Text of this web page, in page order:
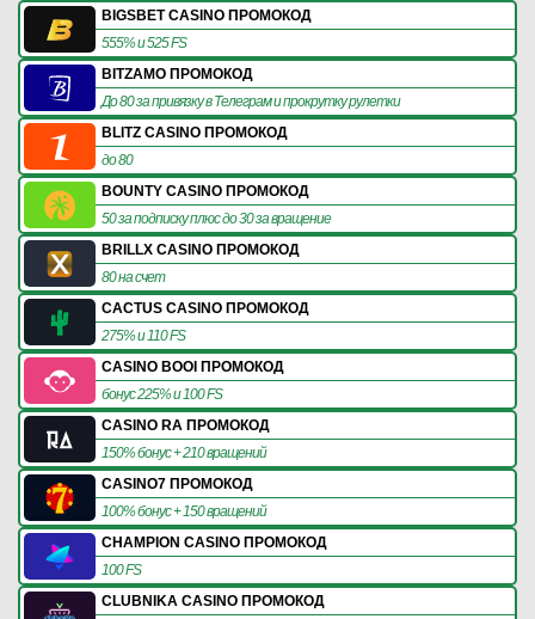
BIGSBET CASINO ПРОМОКОД
555% и 525 FS
BITZAMO ПРОМОКОД
До 80 за привязку в Телеграм и прокрутку рулетки
BLITZ CASINO ПРОМОКОД
до 80
BOUNTY CASINO ПРОМОКОД
50 за подписку плюс до 30 за вращение
BRILLX CASINO ПРОМОКОД
80 на счет
CACTUS CASINO ПРОМОКОД
275% и 110 FS
CASINO BOOI ПРОМОКОД
бонус 225% и 100 FS
CASINO RA ПРОМОКОД
150% бонус + 210 вращений
CASINO7 ПРОМОКОД
100% бонус + 150 вращений
CHAMPION CASINO ПРОМОКОД
100 FS
CLUBNIKA CASINO ПРОМОКОД